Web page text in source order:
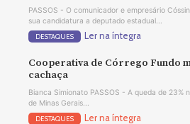
PASSOS - O comunicador e empresário
sua candidatura a deputado estadual...
DESTAQUES Ler na íntegra
Cooperativa de Córrego Fundo
cachaça
Bianca Simionato PASSOS - A queda de 23%
de Minas Gerais...
DESTAQUES Ler na íntegra